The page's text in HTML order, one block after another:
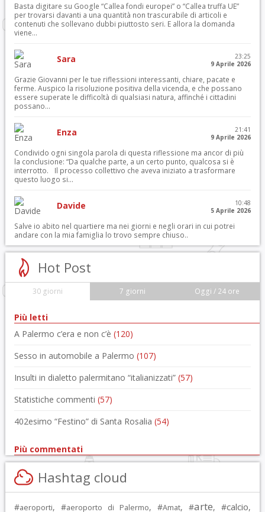
Basta digitare su Google “Callea fondi europei” o “Callea truffa UE”
per trovarsi davanti a una quantità non trascurabile di articoli e
contenuti che sollevano dubbi piuttosto seri. E allora la domanda
viene...
Sara
23:25
9 Aprile 2026
Grazie Giovanni per le tue riflessioni interessanti, chiare, pacate e
ferme. Auspico la risoluzione positiva della vicenda, e che possano
essere superate le difficoltà di qualsiasi natura, affinché i cittadini
possano...
Enza
21:41
9 Aprile 2026
Condivido ogni singola parola di questa riflessione ma ancor di più
la conclusione: “Da qualche parte, a un certo punto, qualcosa si è
interrotto. Il processo collettivo che aveva iniziato a trasformare
questo luogo si...
Davide
10:48
5 Aprile 2026
Salve io abito nel quartiere ma nei giorni e negli orari in cui potrei
andare con la mia famiglia lo trovo sempre chiuso..
Hot Post
30 giorni 7 giorni Oggi / 24 ore
Più letti
A Palermo c’era e non c’è (120)
Sesso in automobile a Palermo (107)
Insulti in dialetto palermitano “italianizzati” (57)
Statistiche commenti (57)
402esimo “Festino” di Santa Rosalia (54)
Più commentati
Hashtag cloud
#aeroporti, #aeroporto di Palermo, #Amat, #arte, #calcio,